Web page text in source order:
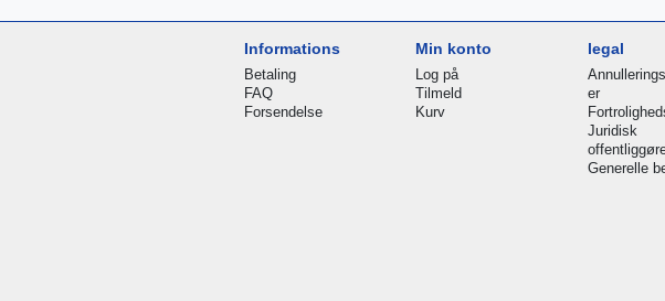
Informations
Betaling
FAQ
Forsendelse
Min konto
Log på
Tilmeld
Kurv
legal
er
Juridisk
Generelle